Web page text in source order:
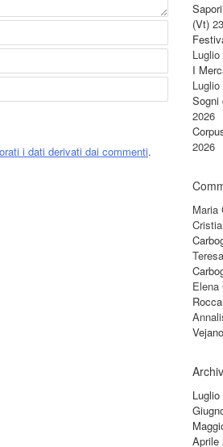
i dati derivati dai commenti.
(Vt)
I
Sogni
2026
2026
Maria
Teresa
Elena
Aprile